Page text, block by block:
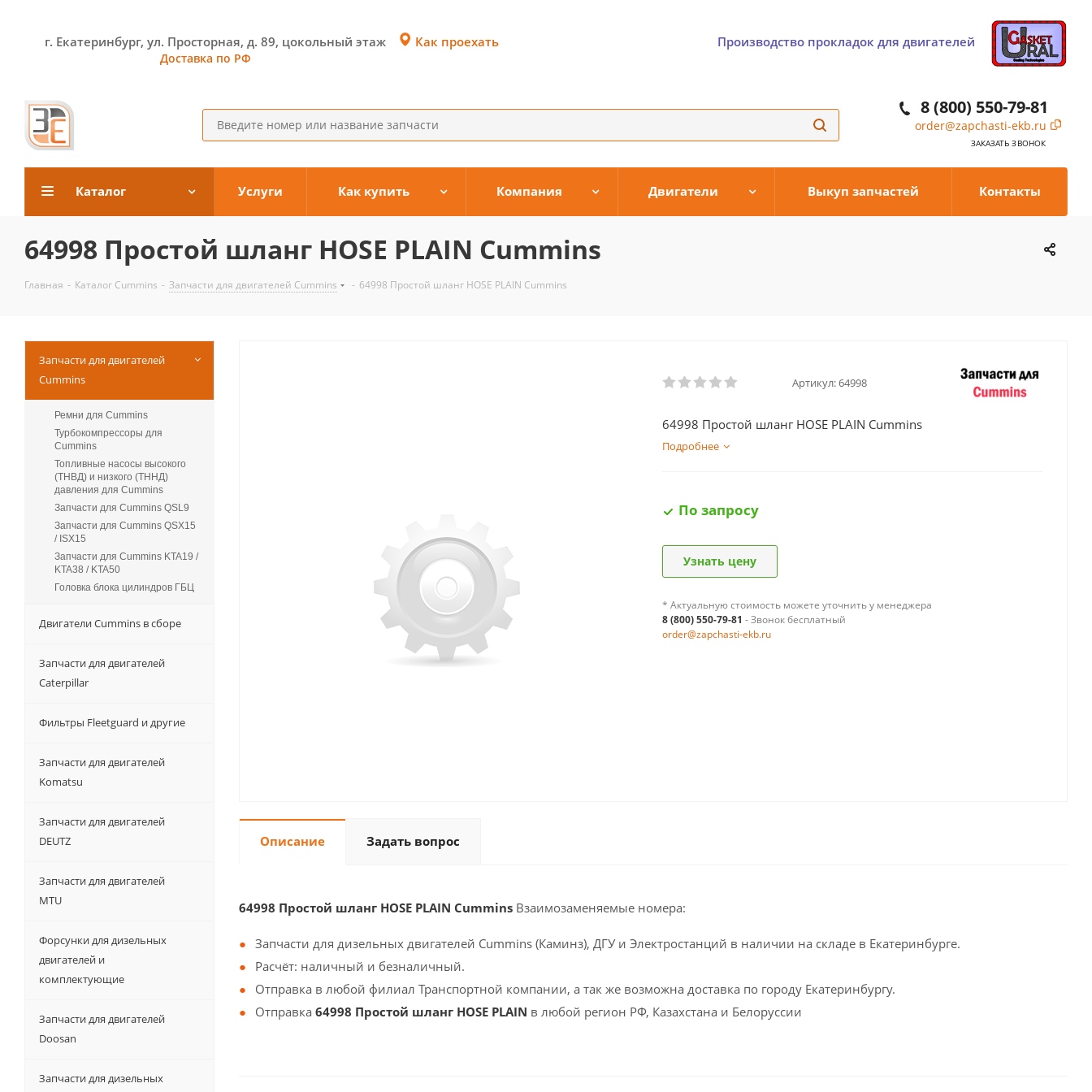
г. Екатеринбург, ул. Просторная, д. 89, цокольный этаж
Доставка по РФ
Как проехать Производство прокладок для двигателей
8 (800) 550-79-81
order@zapchasti-ekb.ru
ЗАКАЗАТЬ ЗВОНОК
Каталог Услуги Как купить Компания Двигатели Выкуп запчастей Контакты
64998 Простой шланг HOSE PLAIN Cummins
Главная - Каталог Cummins - Запчасти для двигателей Cummins - 64998 Простой шланг HOSE PLAIN Cummins
Артикул:64998
64998 Простой шланг HOSE PLAIN Cummins
Подробнее
По запросу
Узнать цену
* Актуальную стоимость можете уточнить у менеджера
8 (800) 550-79-81 - Звонок бесплатный
order@zapchasti-ekb.ru
Описание Задать вопрос
64998 Простой шланг HOSE PLAIN Cummins Взаимозаменяемые номера:
Запчасти для дизельных двигателей Cummins (Каминз), ДГУ и Электростанций в наличии на складе в Екатеринбурге.
Расчёт: наличный и безналичный.
Отправка в любой филиал Транспортной компании, а так же возможна доставка по городу Екатеринбургу.
Отправка 64998 Простой шланг HOSE PLAIN в любой регион РФ, Казахстана и Белоруссии
Запчасти для двигателей
Cummins
Ремни для Cummins
Турбокомпрессоры для
Сummins
Топливные насосы высокого
(ТНВД) и низкого (ТННД)
давления для Cummins
Запчасти для Cummins QSL9
Запчасти для Cummins QSX15
/ ISX15
Запчасти для Cummins KTA19 /
KTA38 / KTA50
Головка блока цилиндров ГБЦ
Двигатели Cummins в сборе
Запчасти для двигателей
Caterpillar
Фильтры Fleetguard и другие
Запчасти для двигателей
Komatsu
Запчасти для двигателей
DEUTZ
Запчасти для двигателей
MTU
Форсунки для дизельных
двигателей и
комплектующие
Запчасти для двигателей
Doosan
Запчасти для дизельных